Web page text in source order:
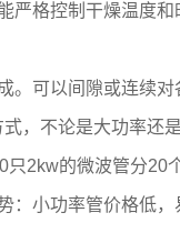
格控制干燥温度和
可以间隙或连续对
，不论是大功率还
2kw的微波管分
小功率管价格低，